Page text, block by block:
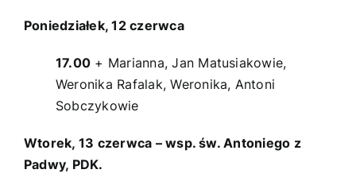
Poniedziałek, 12 czerwca
17.00 + Marianna, Jan Matusiakowie,
Weronika Rafalak, Weronika, Antoni
Sobczykowie
Wtorek, 13 czerwca – wsp. św. Antoniego z
Padwy, PDK.